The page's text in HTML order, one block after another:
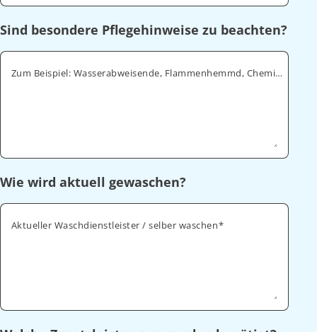
Sind besondere Pflegehinweise zu beachten?
Zum Beispiel: Wasserabweisende, Flammenhemmd, Chemikalienabweisende
Wie wird aktuell gewaschen?
Aktueller Waschdienstleister / selber waschen